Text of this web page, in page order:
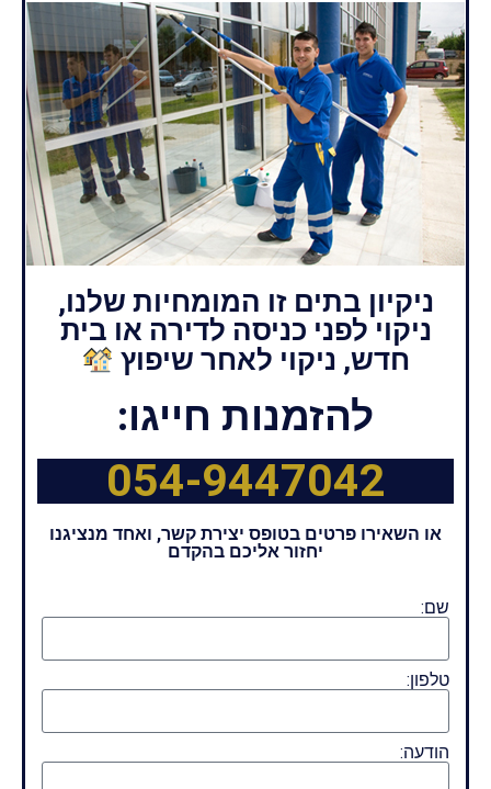
ניקיון בתים זו המומחיות שלנו,
ניקוי לפני כניסה לדירה או בית
חדש, ניקוי לאחר שיפוץ
להזמנות חייגו:
054-9447042
או השאירו פרטים בטופס יצירת קשר, ואחד מנציגנו
יחזור אליכם בהקדם
שם:
טלפון:
הודעה: